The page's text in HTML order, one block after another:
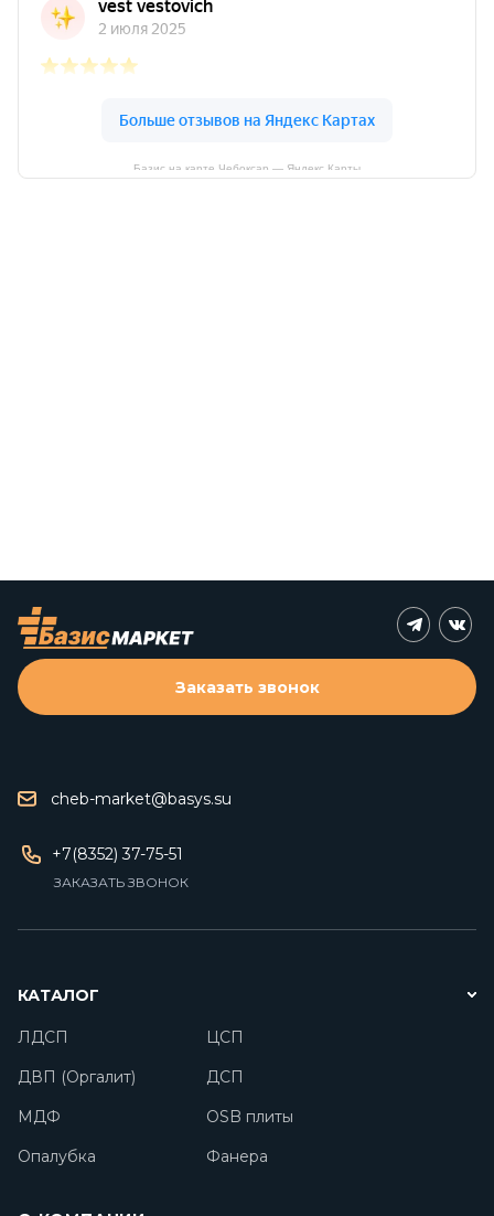
Базис на карте Чебоксар — Яндекс Карты
cheb-market@basys.su
+7(8352) 37-75-51
ЗАКАЗАТЬ ЗВОНОК
Заказать звонок
КАТАЛОГ
ЛДСП
ЦСП
ДВП (Оргалит)
ДСП
МДФ
OSB плиты
Опалубка
Фанера